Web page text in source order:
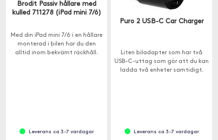
Brodit Passiv hållare med
kulled 711278 (iPad mini 7/6)
Med din iPad mini 7/6 i en hållare
monterad i bilen har du den
alltid inom bekvämt räckhåll.
Leverans ca 3-7 vardagar
Puro 2 USB-C Car Charger
Liten biladapter som har två
USB-C-uttag som gör att du kan
ladda två enheter samtidigt.
Leverans ca 3-7 vardagar